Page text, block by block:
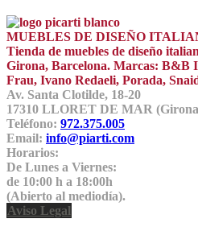
MUEBLES DE DISEÑO
Tienda de muebles de diseño
Girona, Barcelona. Marcas: B&B
Frau, Ivano Redaeli, Porada,
Av. Santa Clotilde, 18-20
17310 LLORET DE MAR
Teléfono: 972.375.005
Email: info@piarti.com
Horarios:
De Lunes a Viernes:
de 10:00 h a 18:00h
(Abierto al mediodía).
Aviso Legal